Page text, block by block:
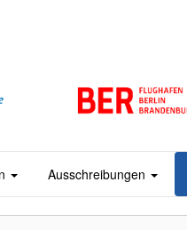
Ausschreibungen